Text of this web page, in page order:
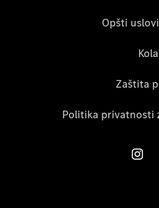
Opšti
Zaštita
Politika privatnosti